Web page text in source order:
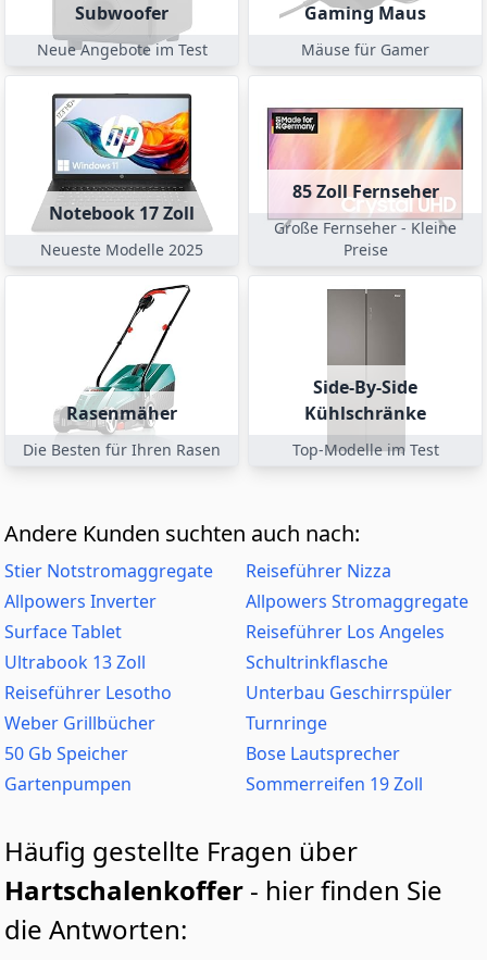
Subwoofer
Neue Angebote im Test
Gaming Maus
Mäuse für Gamer
Notebook 17 Zoll
Neueste Modelle 2025
85 Zoll Fernseher
Große Fernseher - Kleine
Preise
Rasenmäher
Die Besten für Ihren Rasen
Side-By-Side
Kühlschränke
Top-Modelle im Test
Andere Kunden suchten auch nach:
Stier Notstromaggregate
Reiseführer Nizza
Allpowers Inverter
Allpowers Stromaggregate
Surface Tablet
Reiseführer Los Angeles
Ultrabook 13 Zoll
Schultrinkflasche
Reiseführer Lesotho
Unterbau Geschirrspüler
Weber Grillbücher
Turnringe
50 Gb Speicher
Bose Lautsprecher
Gartenpumpen
Sommerreifen 19 Zoll
Häufig gestellte Fragen über
Hartschalenkoffer - hier finden Sie
die Antworten: